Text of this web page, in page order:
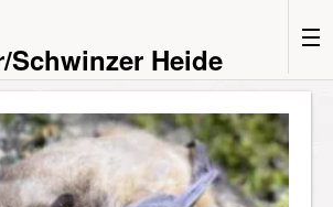
Schwinzer Heide